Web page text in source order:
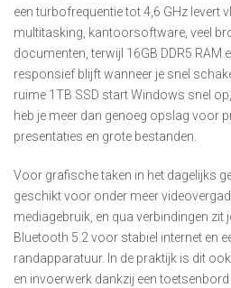
een turbofrequentie tot 4,6 GHz levert
multitasking, kantoorsoftware, veel
documenten, terwijl 16GB DDR5
responsief blijft wanneer je snel
ruime 1TB SSD start Windows snel
heb je meer dan genoeg opslag voor
presentaties en grote bestanden.
Voor grafische taken in het dagelijks
geschikt voor onder meer
mediagebruik, en qua verbindingen zit
Bluetooth 5.2 voor stabiel internet en
randapparatuur. In de praktijk is dit
en invoerwerk dankzij een toetsenbord